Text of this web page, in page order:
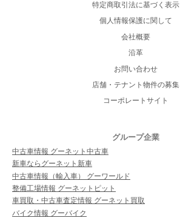
特定商取引法に基づく表示
個人情報保護に関して
会社概要
沿革
お問い合わせ
店舗・テナント物件の募集
コーポレートサイト
グループ企業
中古車情報 グーネット中古車
新車ならグーネット新車
中古車情報（輸入車） グーワールド
整備工場情報 グーネットピット
車買取・中古車査定情報 グーネット買取
バイク情報 グーバイク